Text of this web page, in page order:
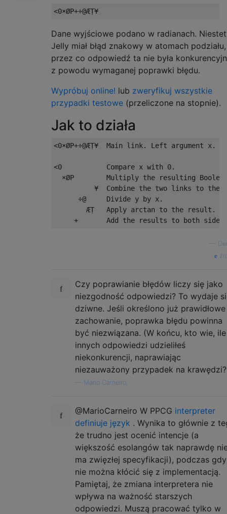
Dane wyjściowe podano w radianach.
Jelly miał błąd znakowy w atomach podziału,
przez co odpowiedź ta nie była
z powodu wymaganej poprawki błędu.
Wypróbuj online! lub zweryfikuj wszystkie
przypadki testowe (przeliczone na stopnie).
Jak to działa
<0×ØP+÷@ÆṬ¥  Main link. Left argument x.
<0           Compare x with 0.
×ØP        Multiply the resulting
¥  Combine the two links to the
      ÷@     Divide y by x.
        ÆṬ   Apply arctan to the result.
Czy poprawianie błędów liczy się jako
niezgodność odpowiedzi? To wydaje
dziwne. Jeśli określono już prawidłowe
zachowanie, poprawka błędu powinna
być niezwiązana. (W końcu, kto wie, ile
innych odpowiedzi udzieliłeś
niekonkurencji, naprawiając
niezauważony przypadek na
Mario Carneiro,
@MarioCarneiro W PPCG interpreter
definiuje język . Wynika to głównie z
że trudno jest ocenić intencje (a
większość esolangów tak naprawdę
ma zwięzłej specyfikacji), podczas gdy
nie można kłócić się z implementacją.
Pamiętaj, że zmiana interpretera nie
wpływa na ważność starszych
odpowiedzi. Muszą pracować tylko w